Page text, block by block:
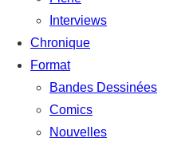
Interviews
Chronique
Format
Bandes Dessinées
Comics
Nouvelles